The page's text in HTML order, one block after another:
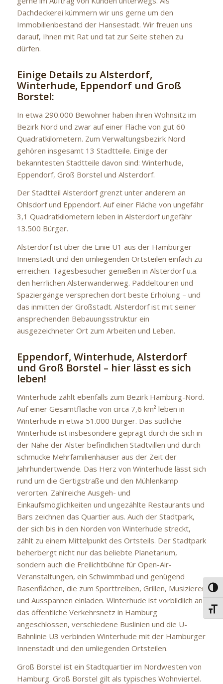
Dachdeckerei kümmern wir uns gerne um den
Immobilienbestand der Hansestadt. Wir freuen uns
darauf, Ihnen mit Rat und tat zur Seite stehen zu
dürfen.
Einige Details zu Alsterdorf,
Winterhude, Eppendorf und Groß
Borstel:
In etwa 290.000 Bewohner haben ihren Wohnsitz im
Bezirk Nord und zwar auf einer Fläche von gut 60
Quadratkilometern. Zum Verwaltungsbezirk Nord
gehören insgesamt 13 Stadtteile. Einige der
bekanntesten Stadtteile davon sind: Winterhude,
Eppendorf, Groß Borstel und Alsterdorf.
Der Stadtteil Alsterdorf grenzt unter anderem an
Ohlsdorf und Eppendorf. Auf einer Fläche von ungefähr
3,1 Quadratkilometern leben in Alsterdorf ungefähr
13.500 Bürger.
Alsterdorf ist über die Linie U1 aus der Hamburger
Innenstadt und den umliegenden Ortsteilen einfach zu
erreichen. Tagesbesucher genießen in Alsterdorf u.a.
den herrlichen Alsterwanderweg. Paddeltouren und
Spaziergänge versprechen dort beste Erholung – und
das inmitten der Großstadt. Alsterdorf ist mit seiner
ansprechenden Bebauungsstruktur ein
ausgezeichneter Ort zum Arbeiten und Leben.
Eppendorf, Winterhude, Alsterdorf
und Groß Borstel – hier lässt es sich
leben!
Winterhude zählt ebenfalls zum Bezirk Hamburg-Nord.
Auf einer Gesamtfläche von circa 7,6 km² leben in
Winterhude in etwa 51.000 Bürger. Das südliche
Winterhude ist insbesondere geprägt durch die sich in
der Nähe der Alster befindlichen Stadtvillen und durch
schmucke Mehrfamilienhäuser aus der Zeit der
Jahrhundertwende. Das Herz von Winterhude lässt sich
rund um die Gertigstraße und den Mühlenkamp
verorten. Zahlreiche Ausgeh- und
Einkaufsmöglichkeiten und ungezählte Restaurants und
Bars zeichnen das Quartier aus. Auch der Stadtpark,
der sich bis in den Norden von Winterhude streckt,
zählt zu einem Mittelpunkt des Ortsteils. Der Stadtpark
beherbergt nicht nur das beliebte Planetarium,
sondern auch die Freilichtbühne für Open-Air-
Veranstaltungen, ein Schwimmbad und genügend
Rasenflächen, die zum Sporttreiben, Grillen, Musizieren
und Ausspannen einladen. Winterhude ist vorbildlich an
das öffentliche Verkehrsnetz in Hamburg
angeschlossen, verschiedene Buslinien und die U-
Bahnlinie U3 verbinden Winterhude mit der Hamburger
Innenstadt und den umliegenden Ortsteilen.
Groß Borstel ist ein Stadtquartier im Nordwesten von
Hamburg. Groß Borstel gilt als typisches Wohnviertel.